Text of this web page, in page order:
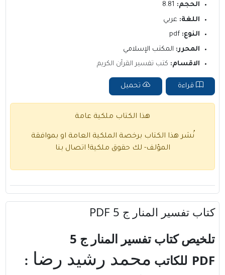
الحجم:
اللغة: عربي
النوع:
المحرر: المكتب الإسلامي
الاقسام: كتب تفسير القرآن الكريم
قراءة تحميل
هذا الكتاب ملكية عامة
نُشر هذا الكتاب برخصة الملكية العامة او بموافقة
المؤلف- لك حقوق ملكية! اتصال بنا
كتاب تفسير المنار ج 5 PDF
تلخيص كتاب تفسير المنار ج 5
PDF للكاتب محمد رشيد رضا :